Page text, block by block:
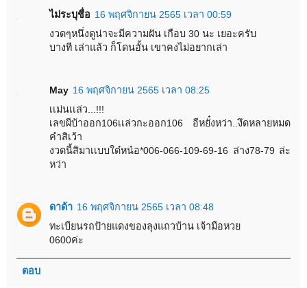
ไม่ระบุชื่อ 16 พฤศจิกายน 2565 เวลา 00:59
งวดๆหนึ่งดูน่าจะมีความฝัน เกือบ 30 นะ เยอะครับ
บางที เล่าแล้ว ก็โดนอั้น เขาคงไม่อยากเล่า
May 16 พฤศจิกายน 2565 เวลา 08:25
เเม่นเเล่ว...!!!
เลขผีบ้าออก106เเล่วกะออก106 อีหยั๋งหว่า..งึดหลายหมด
คำสิเว้า
งวดนี้สิมาเเบบใด๋หน๋อ*006-066-109-69-16 ล่าง78-79 ล่ะ
หว่า
ดาด้า 16 พฤศจิกายน 2565 เวลา 08:48
ทะเบียนรถป้ายแดงของลุงแถวบ้าน เจ้ามือหวย
0600ค่ะ
ตอบ